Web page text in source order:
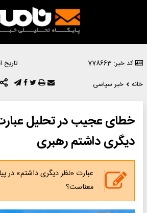
کد خبر: 778663 تاریخ
خانه
خبر سیاسی
خطای عجیب در تحلیل
دیگری داشتم رهبری
عبارت «نظر دیگری داشتم» در
معناست؟